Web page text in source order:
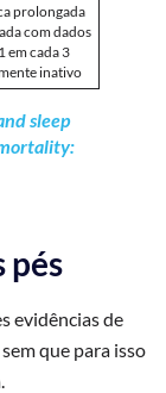
prolongada
com dados
em cada 3
inativo
sleep
pés
evidências de
que para isso